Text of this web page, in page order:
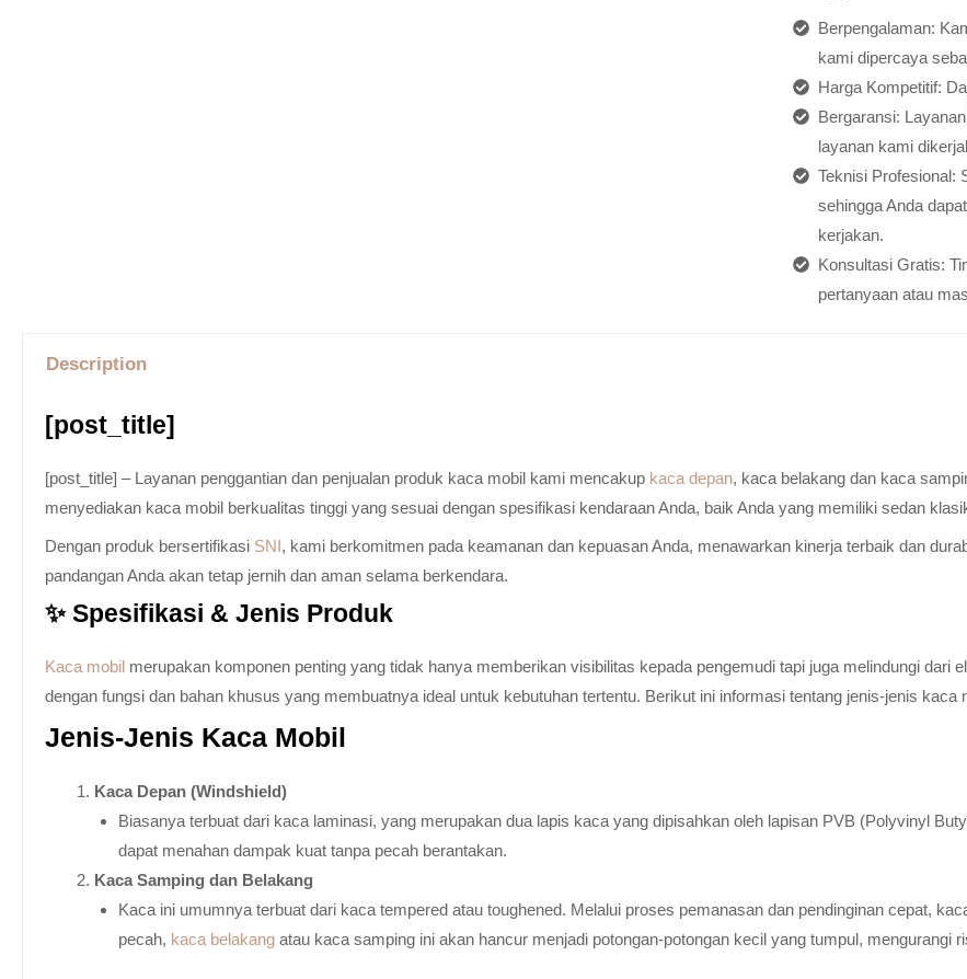
Berpengalaman:
kami dipercaya
Harga Kompetitif:
Bergaransi:
layanan kami
Teknisi Profesional:
sehingga Anda
kerjakan.
Konsultasi Gratis:
pertanyaan atau
Description
[post_title]
[post_title] – Layanan penggantian dan penjualan produk kaca mobil kami mencakup kaca depan, kaca belakang dan kaca
menyediakan kaca mobil berkualitas tinggi yang sesuai dengan spesifikasi kendaraan Anda, baik Anda yang memiliki sedan
Dengan produk bersertifikasi SNI, kami berkomitmen pada keamanan dan kepuasan Anda, menawarkan kinerja terbaik dan
pandangan Anda akan tetap jernih dan aman selama berkendara.
✨ Spesifikasi & Jenis Produk
Kaca mobilmerupakan komponen penting yang tidak hanya memberikan visibilitas kepada pengemudi tapi juga melindungi dari
dengan fungsi dan bahan khusus yang membuatnya ideal untuk kebutuhan tertentu. Berikut ini informasi tentang jenis-jenis kaca
Jenis-Jenis Kaca Mobil
Kaca Depan (Windshield)
Biasanya terbuat dari kaca laminasi, yang merupakan dua lapis kaca yang dipisahkan oleh lapisan PVB (Polyvinyl
dapat menahan dampak kuat tanpa pecah berantakan.
Kaca Samping dan Belakang
Kaca ini umumnya terbuat dari kaca tempered atau toughened. Melalui proses pemanasan dan pendinginan cepat,
pecah, kaca belakang atau kaca samping ini akan hancur menjadi potongan-potongan kecil yang tumpul, mengurangi